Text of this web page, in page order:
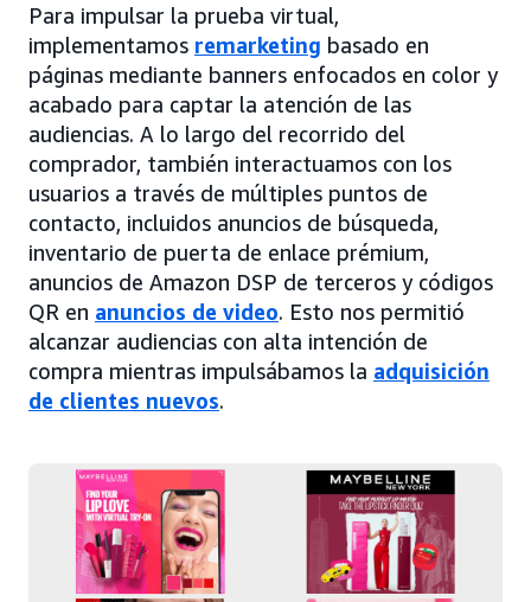
Para impulsar la prueba virtual,
implementamos remarketing basado en
páginas mediante banners enfocados en color y
acabado para captar la atención de las
audiencias. A lo largo del recorrido del
comprador, también interactuamos con los
usuarios a través de múltiples puntos de
contacto, incluidos anuncios de búsqueda,
inventario de puerta de enlace prémium,
anuncios de Amazon DSP de terceros y códigos
QR en anuncios de video. Esto nos permitió
alcanzar audiencias con alta intención de
compra mientras impulsábamos la adquisición
de clientes nuevos.